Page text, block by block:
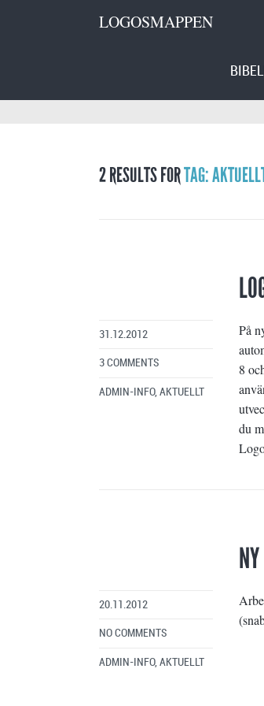
LOGOSMAPPEN
2 RESULTS FORTAG:
31.12.2012
3 COMMENTS
ADMIN-INFO, AKTUELLT
På
8
du
20.11.2012
NO COMMENTS
ADMIN-INFO, AKTUELLT